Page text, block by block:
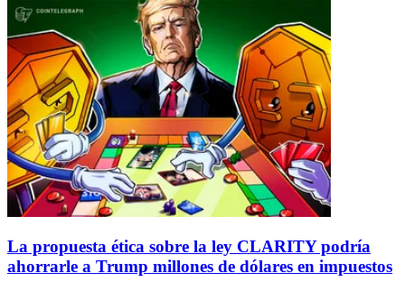
La propuesta ética sobre la ley CLARITY podría
ahorrarle a Trump millones de dólares en impuestos